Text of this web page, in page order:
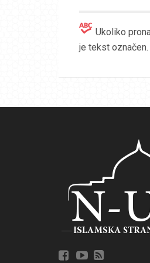
Ukoliko
je tekst označen.